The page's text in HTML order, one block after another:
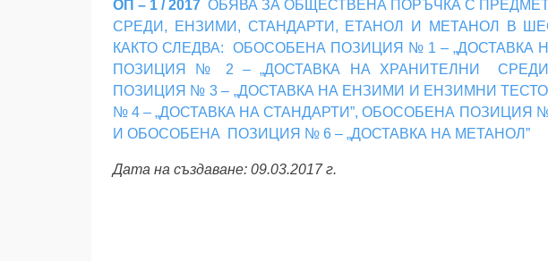
ОП – 1 / 2017 ОБЯВА ЗА ОБЩЕСТВЕНА ПОРЪЧКА С
СРЕДИ, ЕНЗИМИ, СТАНДАРТИ, ЕТАНОЛ И МЕТАНОЛ В
КАКТО СЛЕДВА: ОБОСОБЕНА ПОЗИЦИЯ № 1 – „ДОСТАВКА
ПОЗИЦИЯ № 2 – „ДОСТАВКА НА ХРАНИТЕЛНИ
ПОЗИЦИЯ № 3 – „ДОСТАВКА НА ЕНЗИМИ И ЕНЗИМНИ
№ 4 – „ДОСТАВКА НА СТАНДАРТИ”, ОБОСОБЕНА ПОЗИЦИЯ №
И ОБОСОБЕНА ПОЗИЦИЯ № 6 – „ДОСТАВКА НА МЕТАНОЛ”
Дата на създаване: 09.03.2017 г.